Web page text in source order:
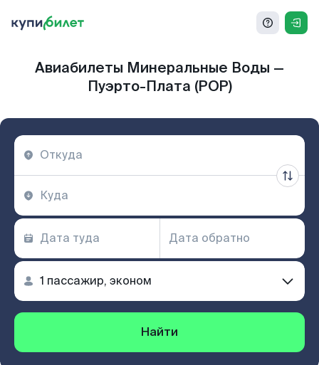
Авиабилеты Минеральные Воды —
Пуэрто-Плата (POP)
Найти